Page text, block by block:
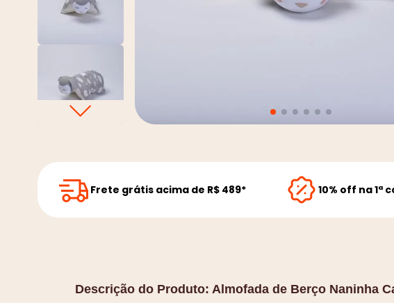
Frete grátis acima de R$ 489* 10% off na 1ª
Descrição do Produto: Almofada de Berço Naninha